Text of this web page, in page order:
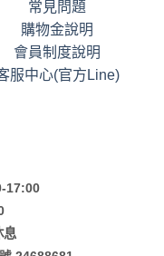
常見問題
購物金說明
會員制度說明
服中心(官方Line)
17:00
息